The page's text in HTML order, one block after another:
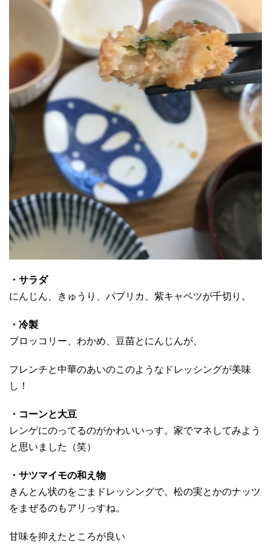
・サラダ
にんじん、きゅうり、パプリカ、紫キャベツが千切り。
・冷製
ブロッコリー、わかめ、豆苗とにんじんが、
フレンチと中華のあいのこのようなドレッシングが美味
し！
・コーンと大豆
レンゲにのってるのがかわいいっす。家でマネしてみよう
と思いました（笑）
・サツマイモの和え物
きんとん状のをごまドレッシングで。松の実とかのナッツ
をまぜるのもアリっすね。
甘味を抑えたところが良い